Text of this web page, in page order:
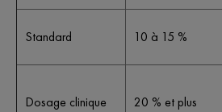
Standard 10 à 15 %
Dosage clinique 20 % et plus